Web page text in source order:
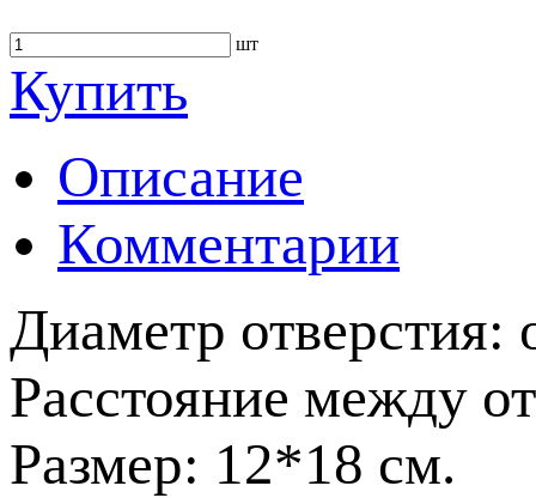
шт
Купить
Описание
Комментарии
Диаметр отверстия:
Расстояние между
Размер: 12*18 см.